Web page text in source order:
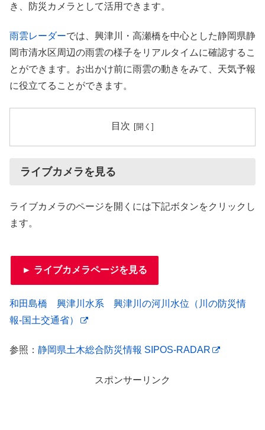
き、防災カメラとして活用できます。
雨雲レーダーでは、興津川・高瀬橋を中心とした静岡県静
岡市清水区周辺の雨雲の様子をリアルタイムに確認するこ
とができます。お出かけ前に雨雲の動きをみて、天気予報
に役立てることができます。
目次
ライブカメラを見る
ライブカメラのページを開くには下記ボタンをクリックし
ます。
► ライブカメラページを見る
和田島橋 興津川水系 興津川の河川水位（川の防災情
報-国土交通省）
参照： 静岡県土木総合防災情報 SIPOS-RADAR
スポンサーリンク